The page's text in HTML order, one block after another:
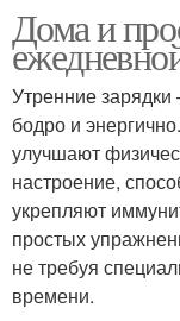
Дома и
Утренние зарядки
бодро и
улучшают
настроение,
укрепляют
простых
не требуя
времени.